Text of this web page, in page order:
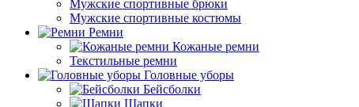
Мужские спортивные брюки
Мужские спортивные костюмы
Ремни
Кожаные ремни
Текстильные ремни
Головные уборы
Бейсболки
Шапки